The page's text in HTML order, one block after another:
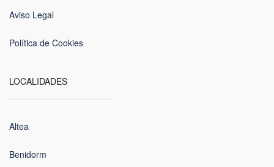
Aviso Legal
Política de Cookies
LOCALIDADES
Altea
Benidorm